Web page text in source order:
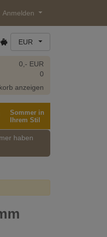
Anmelden
EUR
0,- EUR
0
anzeigen
Sommer in
Ihrem Stil
haben